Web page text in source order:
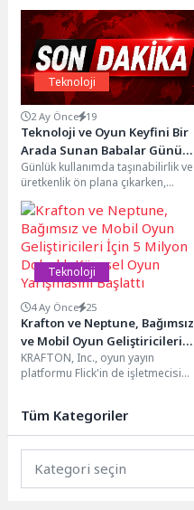
Teknoloji
2 Ay Önce 19
Teknoloji ve Oyun Keyfini Bir
Arada Sunan Babalar Günü
Hediyeleri
Günlük kullanımda taşınabilirlik ve
üretkenlik ön plana çıkarken,
yüksek performans arayan
kullanıcılar için güçlü donanım,...
Teknoloji
4 Ay Önce 25
Krafton ve Neptune, Bağımsız
ve Mobil Oyun Geliştiricileri
İçin 5 Milyon Dolarlık Küresel
Oyun Yarışmasını Başlattı
KRAFTON, Inc., oyun yayın
platformu Flick'in de işletmecisi
Tüm Kategoriler